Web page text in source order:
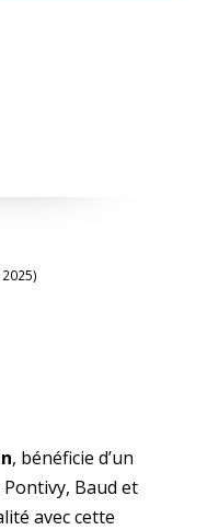
, bénéficie d’un
Baud et
avec cette